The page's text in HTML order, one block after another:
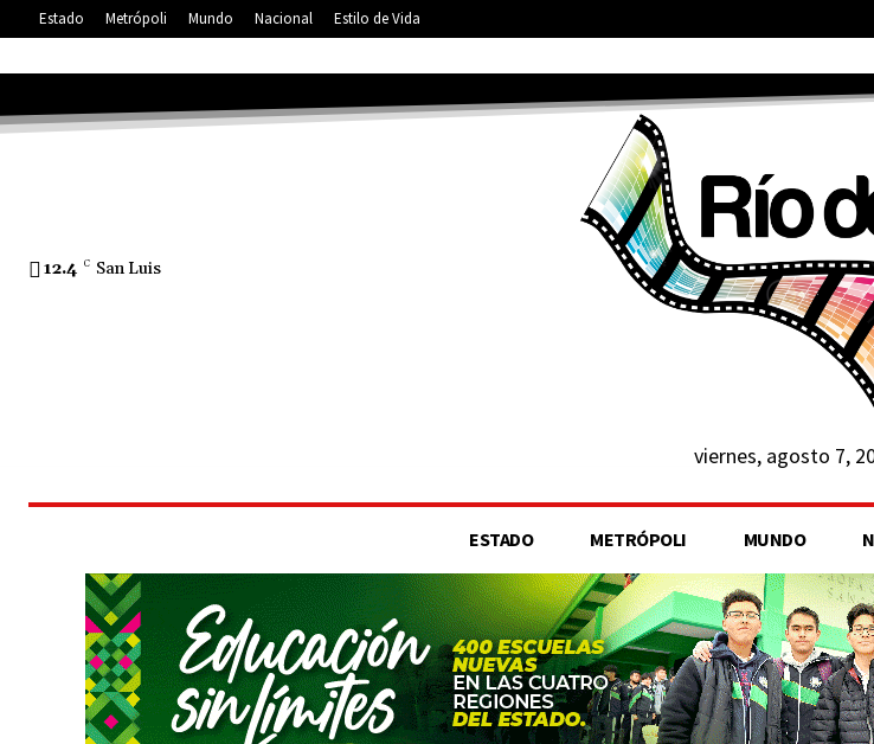
Estado Metrópoli Mundo Nacional Estilo de Vida
12.4 C San Luis
viernes, agosto 7,
ESTADO METRÓPOLI MUNDO